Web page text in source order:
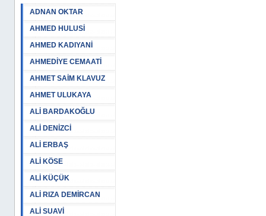
ADNAN OKTAR
AHMED HULUSİ
AHMED KADIYANİ
AHMEDİYE CEMAATİ
AHMET SAİM KLAVUZ
AHMET ULUKAYA
ALİ BARDAKOĞLU
ALİ DENİZCİ
ALİ ERBAŞ
ALİ KÖSE
ALİ KÜÇÜK
ALİ RIZA DEMİRCAN
ALİ SUAVİ